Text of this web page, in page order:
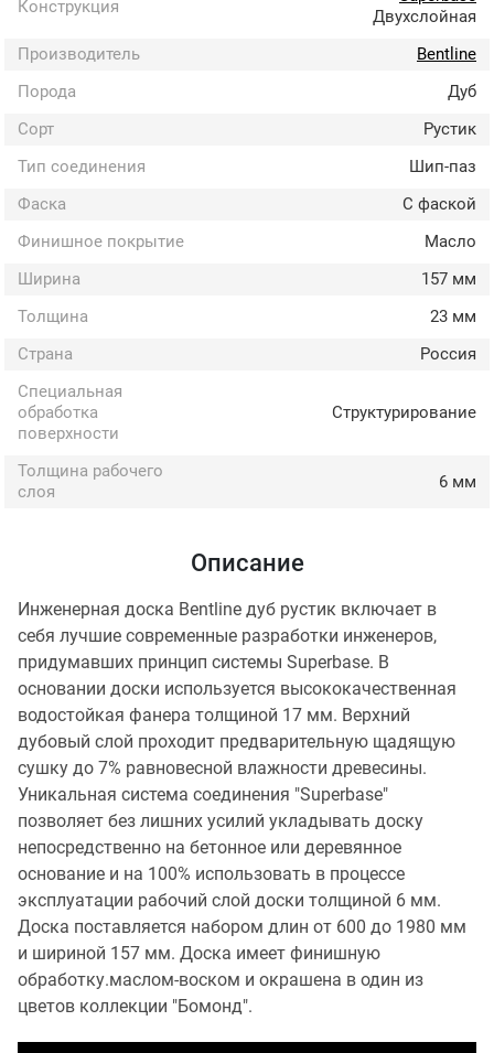
Конструкция
Двухслойная
Производитель
Bentline
Порода
Дуб
Сорт
Рустик
Тип соединения
Шип-паз
Фаска
С фаской
Финишное покрытие
Масло
Ширина
157 мм
Толщина
23 мм
Страна
Россия
Специальная
обработка
поверхности
Структурирование
Толщина рабочего
слоя
6 мм
Описание
Инженерная доска Bentline дуб рустик включает в
себя лучшие современные разработки инженеров,
придумавших принцип системы Superbase. В
основании доски используется высококачественная
водостойкая фанера толщиной 17 мм. Верхний
дубовый слой проходит предварительную щадящую
сушку до 7% равновесной влажности древесины.
Уникальная система соединения "Superbase"
позволяет без лишних усилий укладывать доску
непосредственно на бетонное или деревянное
основание и на 100% использовать в процессе
эксплуатации рабочий слой доски толщиной 6 мм.
Доска поставляется набором длин от 600 до 1980 мм
и шириной 157 мм. Доска имеет финишную
обработку.маслом-воском и окрашена в один из
цветов коллекции "Бомонд".